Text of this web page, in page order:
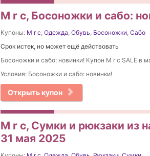
M r c, Босоножки и сабо:
Купоны: M r c, Одежда, Обувь, Босоножки, Сабо
Срок истек, но может ещё действовать
Босоножки и сабо: новинки! Купон M r c SALE в
Условия: Босоножки и сабо: новинки!
Открыть купон
M r c, Сумки и рюкзаки из
31 мая 2025